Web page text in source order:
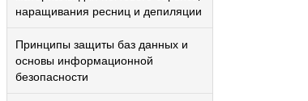
наращивания ресниц и депиляции
Принципы защиты баз данных и
основы информационной
безопасности